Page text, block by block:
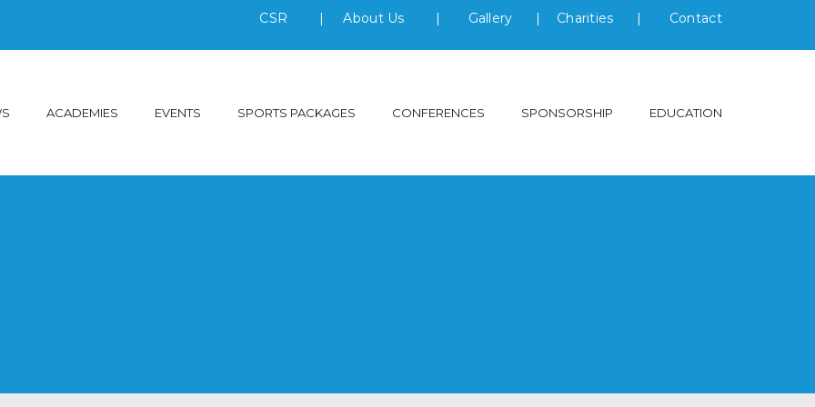
CSR |About Us | Gallery | Charities | Contact
ACADEMIES EVENTS SPORTS PACKAGES CONFERENCES SPONSORSHIP EDUCATION